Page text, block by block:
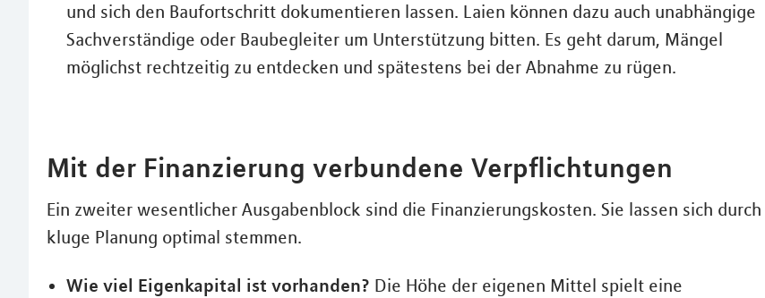
und sich den Baufortschritt dokumentieren lassen. Laien können dazu auch unabhängige
Sachverständige oder Baubegleiter um Unterstützung bitten. Es geht darum, Mängel
möglichst rechtzeitig zu entdecken und spätestens bei der Abnahme zu rügen.
Mit der Finanzierung verbundene Verpflichtungen
Ein zweiter wesentlicher Ausgabenblock sind die Finanzierungskosten. Sie lassen sich durch
kluge Planung optimal stemmen.
Wie viel Eigenkapital ist vorhanden? Die Höhe der eigenen Mittel spielt eine